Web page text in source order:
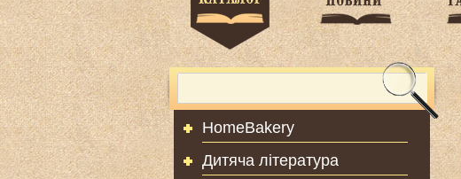
HomeBakery
Дитяча література